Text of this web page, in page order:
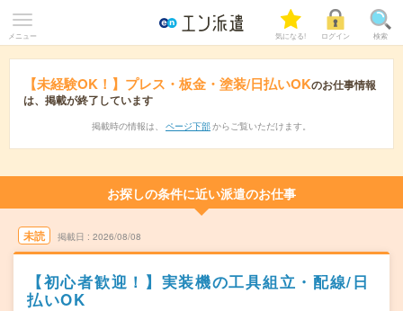
メニュー 気になる! ログイン 検索
【未経験OK！】プレス・板金・塗装/日払いOKのお仕事情報
は、掲載が終了しています
掲載時の情報は、 ページ下部 からご覧いただけます。
お探しの条件に近い派遣のお仕事
未読 掲載日 2026/08/08
【初心者歓迎！】実装機の工具組立・配線/日
払いOK